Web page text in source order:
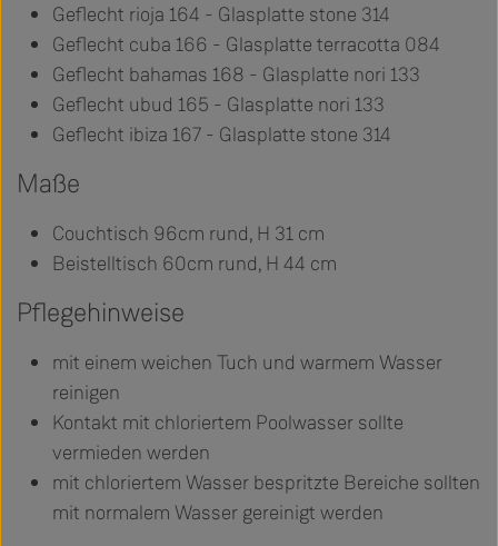
Geflecht rioja 164 - Glasplatte stone 314
Geflecht cuba 166 - Glasplatte terracotta 084
Geflecht bahamas 168 - Glasplatte nori 133
Geflecht ubud 165 - Glasplatte nori 133
Geflecht ibiza 167 - Glasplatte stone 314
Maße
Couchtisch 96cm rund, H 31 cm
Beistelltisch 60cm rund, H 44 cm
Pflegehinweise
mit einem weichen Tuch und warmem Wasser
reinigen
Kontakt mit chloriertem Poolwasser sollte
vermieden werden
mit chloriertem Wasser bespritzte Bereiche sollten
mit normalem Wasser gereinigt werden